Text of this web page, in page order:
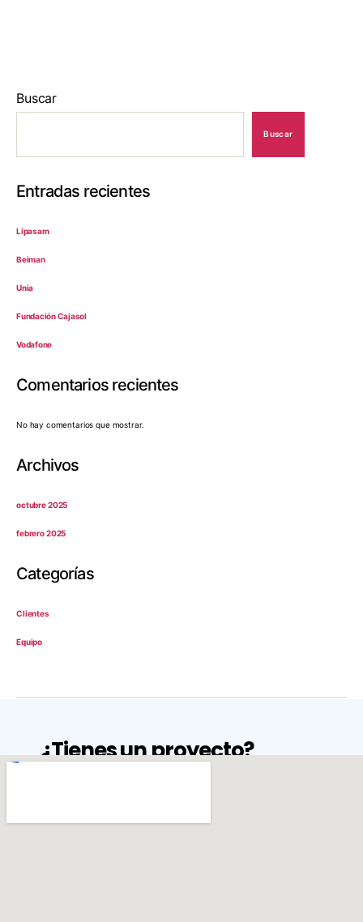
Buscar
Buscar
Entradas recientes
Lipasam
Beiman
Unia
Fundación Cajasol
Vodafone
Comentarios recientes
No hay comentarios que mostrar.
Archivos
octubre 2025
febrero 2025
Categorías
Clientes
Equipo
¿Tienes un proyecto?
sodales sed nibh quis rhoncus. Morbi ipsum